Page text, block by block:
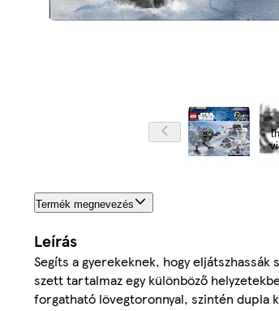
Termék megnevezés
Leírás
Segíts a gyerekeknek, hogy
szett tartalmaz egy különböző
forgatható lövegtoronnyal, szintén dupla